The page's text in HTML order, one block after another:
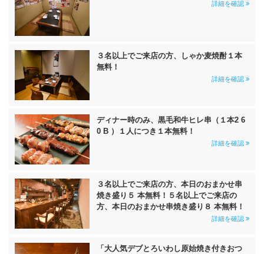
詳細を確認
３名以上でご来店の方、しゃか麦焼酎１本
無料！
詳細を確認
ディナー時のみ、黒毛和牛ヒレ串（１本2 6
0 B ）１人につき１本無料！
詳細を確認
３名以上でご来店の方、本日のおまかせ串
焼き盛り５ 本無料！５名以上でご来店の
方、本日のおまかせ串焼き盛り８ 本無料！
詳細を確認
「大人気デブとろいわし原始焼き付きおつ